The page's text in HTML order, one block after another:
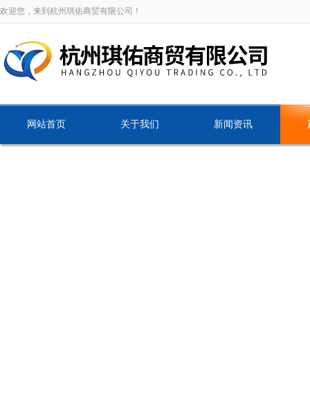
欢迎您，来到杭州琪佑商贸有限公司！
网站首页 关于我们 新闻资讯